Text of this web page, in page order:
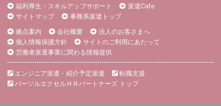
福利厚生・スキルアップサポート
派遣Cafe
サイトマップ
事務系派遣トップ
拠点案内
会社概要
法人のお客さまへ
個人情報保護方針
サイトのご利用にあたって
労働者派遣事業に関わる情報提供
エンジニア派遣・紹介予定派遣
転職支援
パーソルエクセルＨＲパートナーズ トップ